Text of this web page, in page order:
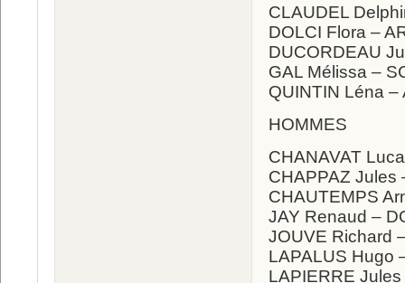
CLAUDEL
DOLCI Flora –
DUCORDEAU
GAL Mélissa –
QUINTIN Léna
HOMMES
CHANAVAT
CHAPPAZ Jules
CHAUTEMPS
JAY Renaud –
JOUVE Richard
LAPALUS Hugo
LAPIERRE